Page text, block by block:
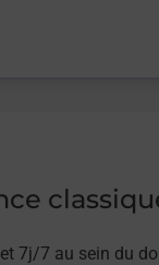
7j/7 au sein du